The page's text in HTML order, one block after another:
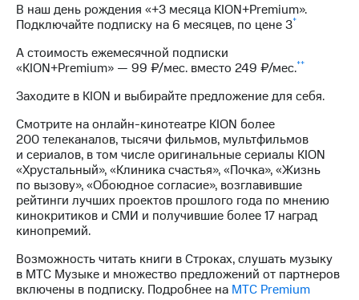
Заказать
SIM-
Оформить
eSIM
SIM-
карта
для
иностранцев
Оформить
чистый
номер
Выбрать
красивый
номер
дешевле
при
оплате
с карты
МТС
Деньги
Выберите
и подключите
ТВ
с выгодным
тарифом
Тарифы
Интернет,
ТВ и телефон
для дома
В наш день рождения «+3 месяца KION+Premium».
Подключайте подписку на 6 месяцев, по цене 3*
А стоимость ежемесячной подписки
«KION+Premium» — 99 ₽/мес. вместо 249 ₽/мес.**
Заходите в KION и выбирайте предложение для себя.
Смотрите на онлайн-кинотеатре KION более
200 телеканалов, тысячи фильмов, мультфильмов
и сериалов, в том числе оригинальные сериалы KION
«Хрустальный», «Клиника счастья», «Почка», «Жизнь
по вызову», «Обоюдное согласие», возглавившие
рейтинги лучших проектов прошлого года по мнению
кинокритиков и СМИ и получившие более 17 наград
кинопремий.
Возможность читать книги в Строках, слушать музыку
в МТС Музыке и множество предложений от партнеров
включены в подписку. Подробнее на МТС Premium